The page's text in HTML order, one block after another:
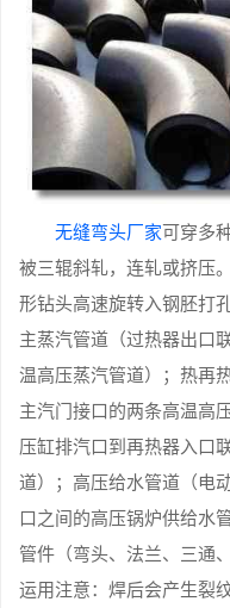
无缝弯头厂家可穿多
被三辊斜轧，连轧或挤压
形钻头高速旋转入钢胚打
主蒸汽管道（过热器出口
温高压蒸汽管道）；热再
主汽门接口的两条高温高
压缸排汽口到再热器入口
道）；高压给水管道（电
口之间的高压锅炉供给水
管件（弯头、法兰、三通
运用注意：焊后会产生裂